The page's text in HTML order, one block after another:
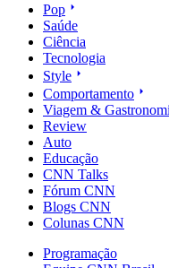
Pop
Saúde
Ciência
Tecnologia
Style
Comportamento
Viagem &
Review
Auto
Educação
CNN Talks
Fórum CNN
Blogs CNN
Colunas CNN
Programação